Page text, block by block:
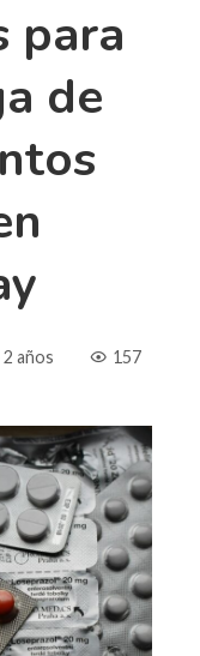
para
de
2 años 157